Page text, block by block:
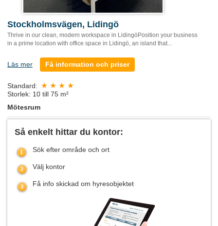
Stockholmsvägen, Lidingö
Thrive in our clean, modern workspace in LidingöPosition your business
in a prime location with office space in Lidingö, an island that...
Läs mer Få information och priser
Standard:
Storlek: 10 till 75 m²
Mötesrum
Så enkelt hittar du kontor:
Sök efter område och ort
Välj kontor
Få info skickad om hyresobjektet